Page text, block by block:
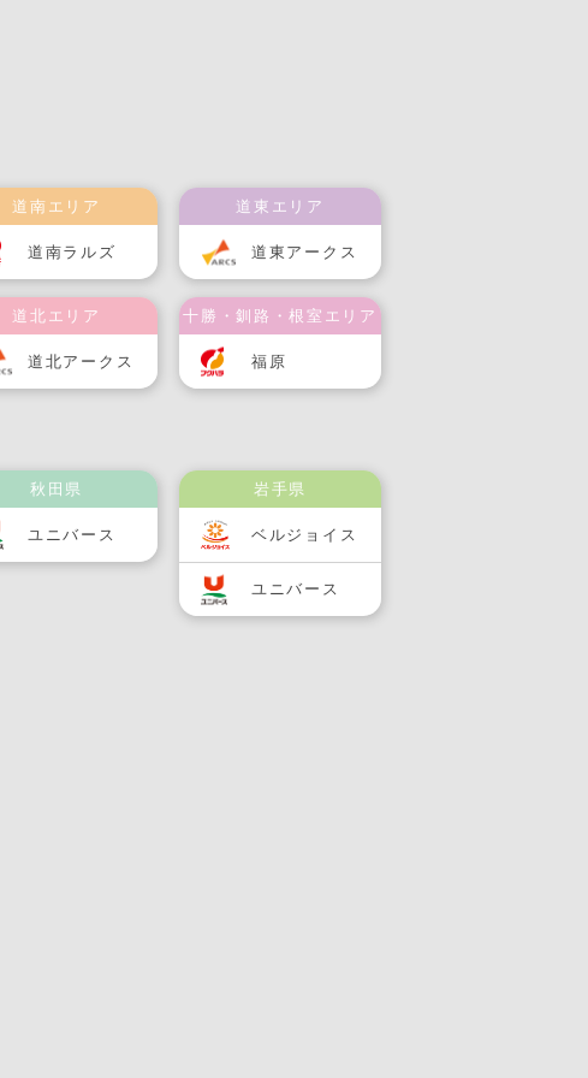
道南エリア
道南ラルズ
道北エリア
道北アークス
道東エリア
道東アークス
十勝・釧路・根室エリア
福原
秋田県
ユニバース
岩手県
ベルジョイス
ユニバース